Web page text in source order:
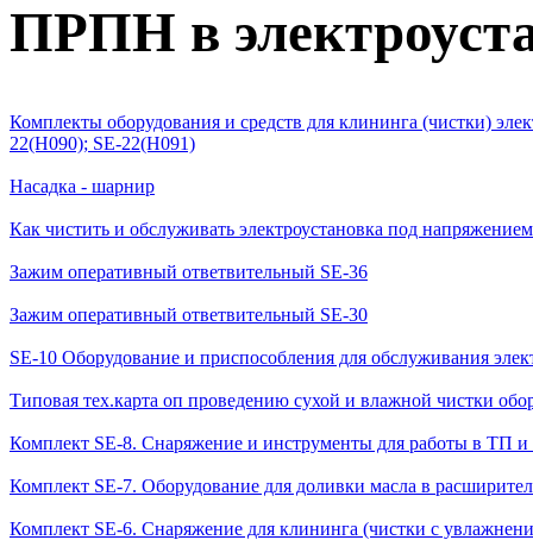
ПРПН в
Комплекты оборудования и средств для клининга (чистки)
22(Н090); SE-22(Н091)
Насадка - шарнир
Как чистить и обслуживать электроустановка под напряжением
Зажим оперативный ответвительный SE-36
Зажим оперативный ответвительный SE-30
SE-10 Оборудование и приспособления для обслуживания
Типовая тех.карта оп проведению сухой и влажной чистки
Комплект SE-8. Снаряжение и инструменты для работы в ТП
Комплект SE-7. Оборудование для доливки масла в
Комплект SE-6. Снаряжение для клининга (чистки с